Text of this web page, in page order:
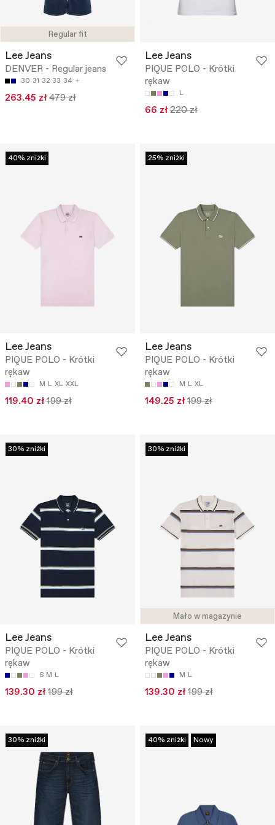
Regular fit
Lee Jeans
DENVER - Regular jeans
30 31 32 33 34
263.45 zł 479 zł
Lee Jeans
PIQUE POLO - Krótki
rękaw
L
66 zł 220 zł
40% zniżki
Lee Jeans
PIQUE POLO - Krótki
rękaw
M L XL XXL
119.40 zł 199 zł
25% zniżki
Lee Jeans
PIQUE POLO - Krótki
rękaw
M L XL
149.25 zł 199 zł
30% zniżki
Lee Jeans
PIQUE POLO - Krótki
rękaw
S M L
139.30 zł 199 zł
Mało w magazynie
30% zniżki
Lee Jeans
PIQUE POLO - Krótki
rękaw
M L
139.30 zł 199 zł
30% zniżki 40% zniżki Nowy